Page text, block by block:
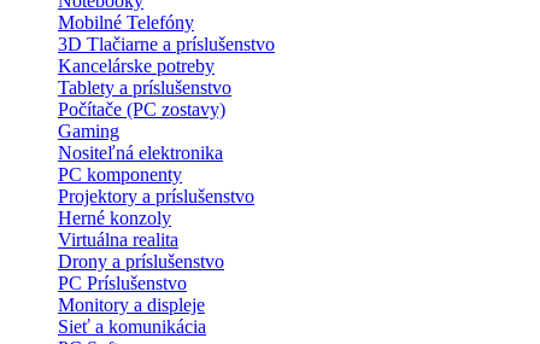
Mobilné Telefóny
3D Tlačiarne a príslušenstvo
Kancelárske potreby
Tablety a príslušenstvo
Počítače (PC zostavy)
Gaming
Nositeľná elektronika
PC komponenty
Projektory a príslušenstvo
Herné konzoly
Virtuálna realita
Drony a príslušenstvo
PC Príslušenstvo
Monitory a displeje
Sieť a komunikácia